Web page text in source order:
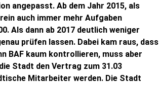
angepasst. Ab dem Jahr 2015, als
auch immer mehr Aufgaben
Als dann ab 2017 deutlich weniger
prüfen lassen. Dabei kam raus, dass
BAF kaum kontrollieren, muss aber
Stadt den Vertrag zum 31.03
Mitarbeiter werden. Die Stadt